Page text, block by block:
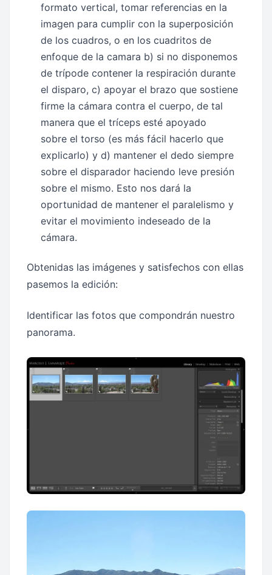
formato vertical, tomar referencias en la
imagen para cumplir con la superposición
de los cuadros, o en los cuadritos de
enfoque de la camara b) si no disponemos
de trípode contener la respiración durante
el disparo, c) apoyar el brazo que sostiene
firme la cámara contra el cuerpo, de tal
manera que el tríceps esté apoyado
sobre el torso (es más fácil hacerlo que
explicarlo) y d) mantener el dedo siempre
sobre el disparador haciendo leve presión
sobre el mismo. Esto nos dará la
oportunidad de mantener el paralelismo y
evitar el movimiento indeseado de la
cámara.
Obtenidas las imágenes y satisfechos con ellas
pasemos la edición:
Identificar las fotos que compondrán nuestro
panorama.